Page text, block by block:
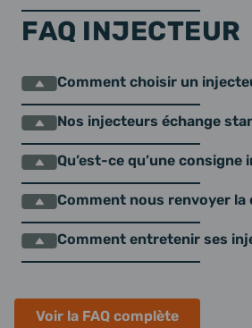
FAQ INJECTEUR
Comment choisir un
Nos injecteurs échange
Qu’est-ce qu’une consigne
Comment nous renvoyer la
Comment entretenir ses
Voir la FAQ complète